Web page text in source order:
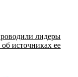
лидеры
источниках ее